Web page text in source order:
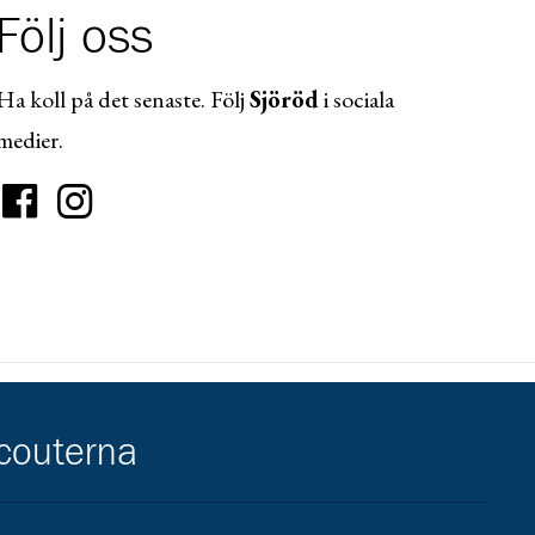
Följ oss
koll på det senaste. FöljSjörödi sociala